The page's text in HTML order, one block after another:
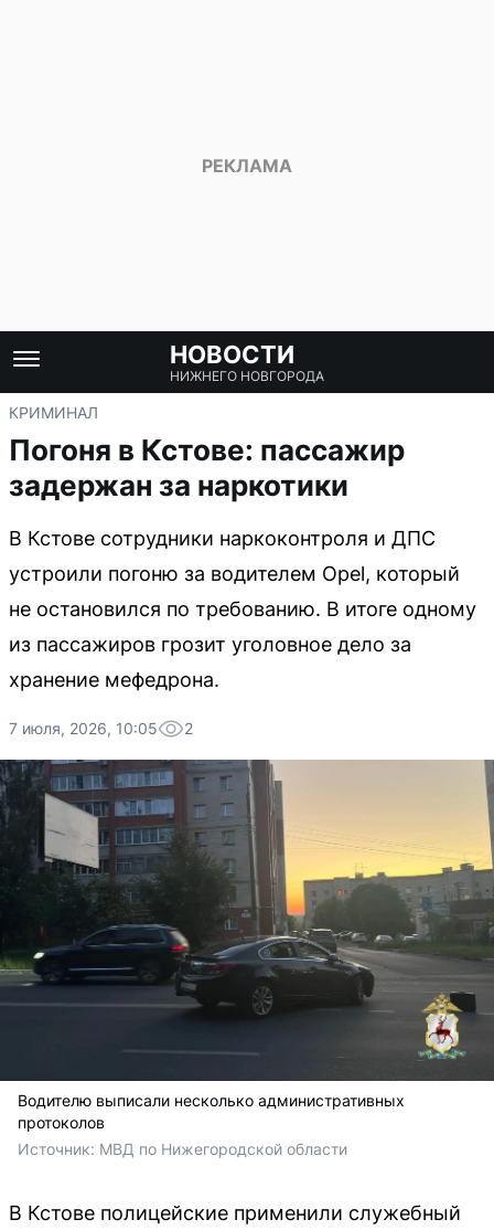
НОВОСТИ
НИЖНЕГО НОВГОРОДА
КРИМИНАЛ
Погоня в Кстове: пассажир
задержан за наркотики
В Кстове сотрудники наркоконтроля и ДПС
устроили погоню за водителем Opel, который
не остановился по требованию. В итоге одному
из пассажиров грозит уголовное дело за
хранение мефедрона.
7 июля, 2026, 10:05 2
Водителю выписали несколько административных
протоколов
Источник: МВД по Нижегородской области
В Кстове полицейские применили служебный